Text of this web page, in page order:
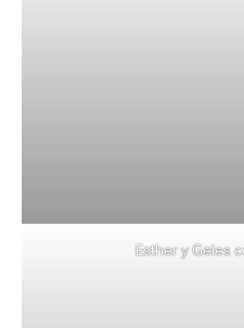
Esther y Geles